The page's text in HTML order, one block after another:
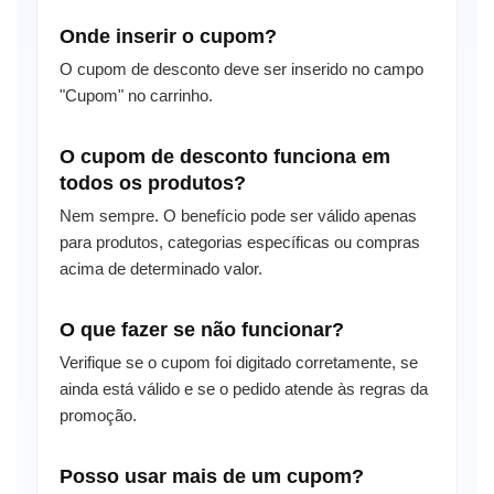
Onde inserir o cupom?
O cupom de desconto deve ser inserido no campo
"Cupom" no carrinho.
O cupom de desconto funciona em
todos os produtos?
Nem sempre. O benefício pode ser válido apenas
para produtos, categorias específicas ou compras
acima de determinado valor.
O que fazer se não funcionar?
Verifique se o cupom foi digitado corretamente, se
ainda está válido e se o pedido atende às regras da
promoção.
Posso usar mais de um cupom?